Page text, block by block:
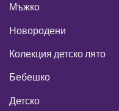
Мъжко
Новородени
Колекция детско лято
Бебешко
Детско